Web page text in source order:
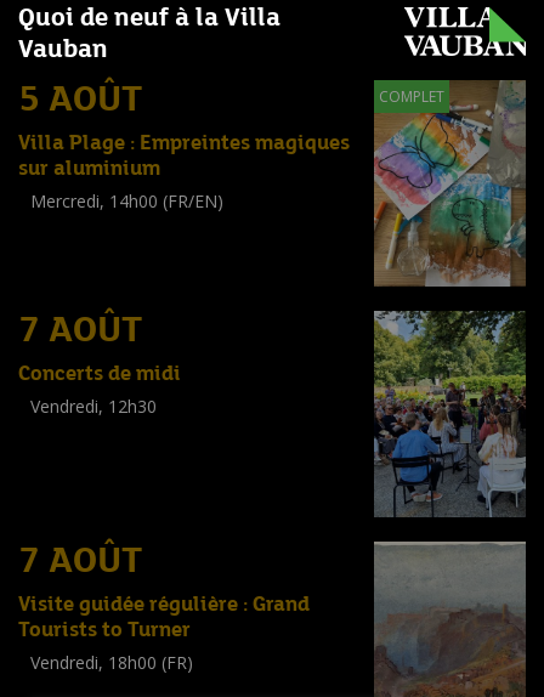
Quoi de neuf à la Villa
Vauban
5 AOÛT COMPLET
Villa Plage : Empreintes magiques
sur aluminium
Mercredi, 14h00 (FR/EN)
7 AOÛT
Concerts de midi
Vendredi, 12h30
7 AOÛT
Visite guidée régulière : Grand
Tourists to Turner
Vendredi, 18h00 (FR)